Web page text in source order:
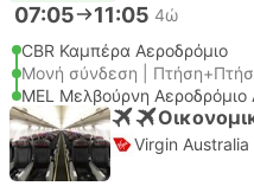
07:05 11:05 4ώ
CBR Καμπέρα Αεροδρόμιο
Μονή σύνδεση |
MEL Μελβούρνη Αεροδρόμιο
Virgin Australia